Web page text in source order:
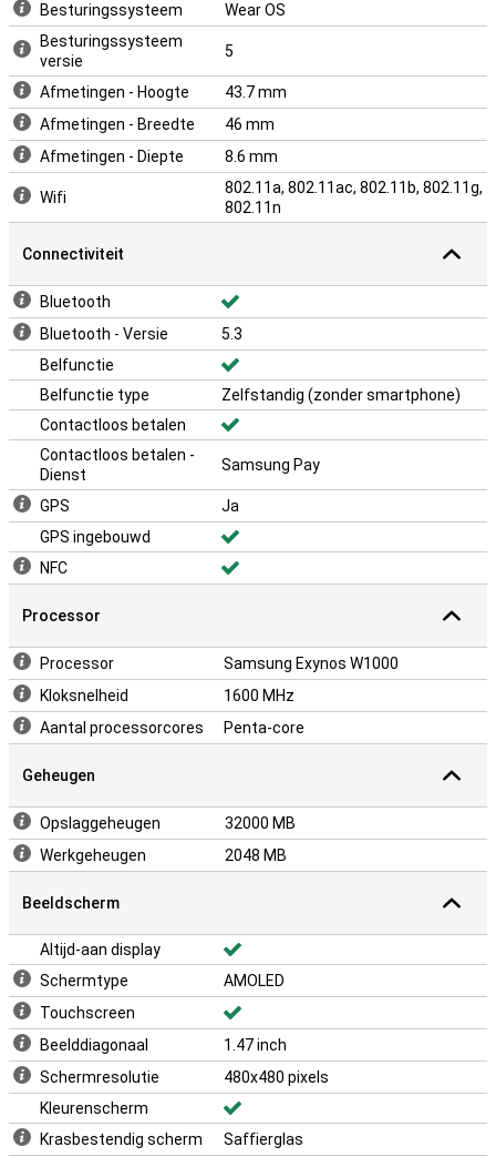
Besturingssysteem
Wear OS
Besturingssysteem
versie
5
Afmetingen - Hoogte
43.7 mm
Afmetingen - Breedte
46 mm
Afmetingen - Diepte
8.6 mm
Wifi
802.11a, 802.11ac, 802.11b, 802.11g,
802.11n
Connectiviteit
Bluetooth
Bluetooth - Versie
5.3
Belfunctie
Belfunctie type
Zelfstandig (zonder smartphone)
Contactloos betalen
Contactloos betalen -
Dienst
Samsung Pay
GPS
Ja
GPS ingebouwd
NFC
Processor
Processor
Samsung Exynos W1000
Kloksnelheid
1600 MHz
Aantal processorcores
Penta-core
Geheugen
Opslaggeheugen
32000 MB
Werkgeheugen
2048 MB
Beeldscherm
Altijd-aan display
Schermtype
AMOLED
Touchscreen
Beelddiagonaal
1.47 inch
Schermresolutie
480x480 pixels
Kleurenscherm
Krasbestendig scherm
Saffierglas